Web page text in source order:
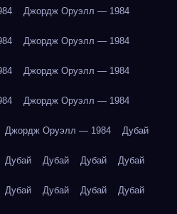
Джордж Оруэлл — 1984
Джордж Оруэлл — 1984
Джордж Оруэлл — 1984
Джордж Оруэлл — 1984
Джордж Оруэлл — 1984 Дубай
Дубай Дубай Дубай Дубай
Дубай Дубай Дубай Дубай